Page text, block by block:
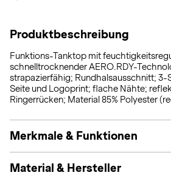
Produktbeschreibung
Funktions-Tanktop mit
schnelltrocknender AERO.RDY-
strapazierfähig; Rundhalsausschnitt; 3-
Seite und Logoprint; flache Nähte;
Ringerrücken; Material 85% Polyester
Merkmale & Funktionen
Material & Hersteller